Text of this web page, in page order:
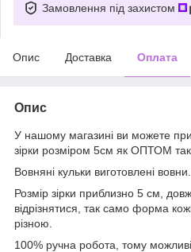
Замовлення під захистом
Опис Доставка Оплата
Опис
У нашому магазині ви можете
зірки розміром 5см як ОПТОМ
Вовняні кульки виготовлені вовни.
Розмір зірки приблизно 5 см,
відрізнятися, так само форма
різною.
100% ручна робота, тому